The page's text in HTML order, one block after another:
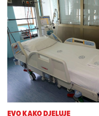
EVO KAKO DJELUJE